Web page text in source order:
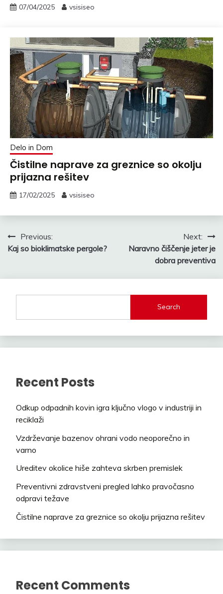
07/04/2025 vsisiseo
Delo in Dom
Čistilne naprave za greznice so okolju
prijazna rešitev
17/02/2025 vsisiseo
Post
navigation
Previous:
Kaj so bioklimatske pergole?
Next:
Naravno čiščenje jeter je
dobra preventiva
Search
Recent Posts
Odkup odpadnih kovin igra ključno vlogo v industriji in
reciklaži
Vzdrževanje bazenov ohrani vodo neoporečno in
varno
Ureditev okolice hiše zahteva skrben premislek
Preventivni zdravstveni pregled lahko pravočasno
odpravi težave
Čistilne naprave za greznice so okolju prijazna rešitev
Recent Comments